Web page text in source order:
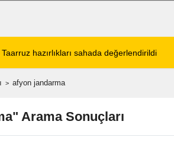
7 Ağustos 2026 Cuma Defin Bilgileri
afyon jandarma
Arama Sonuçları